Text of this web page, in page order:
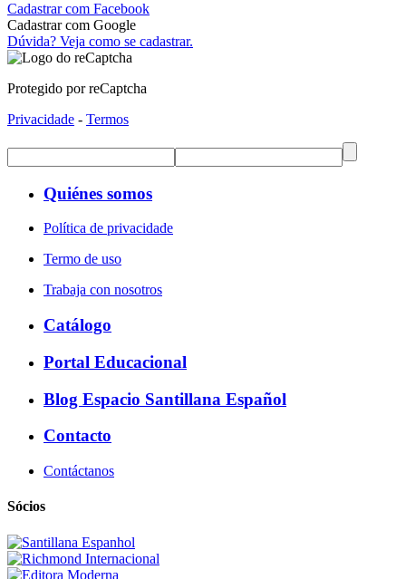
Cadastrar com Facebook
Cadastrar com Google
Dúvida? Veja como se cadastrar.
Protegido por reCaptcha
Privacidade - Termos
Quiénes somos
Política de privacidade
Termo de uso
Trabaja con nosotros
Catálogo
Portal Educacional
Blog Espacio Santillana Español
Contacto
Contáctanos
Sócios